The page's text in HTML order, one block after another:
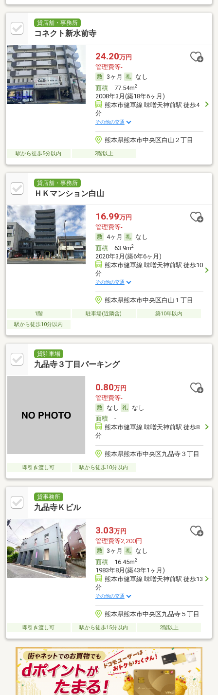
貸店舗・事務所
コネクト新水前寺
24.20万円
管理費等-
3ヶ月
なし
面積77.54m2
2008年3月(築18年6ヶ月)
熊本市健軍線 味噌天神前駅 徒歩4
分
その他の交通
熊本県熊本市中央区白山２丁目
駅から徒歩5分以内 2階以上
貸店舗・事務所
ＨＫマンション白山
16.99万円
管理費等-
4ヶ月
なし
面積63.9m2
2020年3月(築6年6ヶ月)
熊本市健軍線 味噌天神前駅 徒歩10
分
その他の交通
熊本県熊本市中央区白山１丁目
1階 駐車場(近隣含)
築10年以内
駅から徒歩10分以内
貸駐車場
九品寺３丁目パーキング
0.80万円
管理費等-
なし
なし
面積-
熊本市健軍線 味噌天神前駅 徒歩8
分
熊本県熊本市中央区九品寺３丁目
即引き渡し可 駅から徒歩10分以内
貸事務所
九品寺Ｋビル
3.03万円
管理費等2,200円
3ヶ月
なし
面積16.45m2
1983年8月(築43年1ヶ月)
熊本市健軍線 味噌天神前駅 徒歩13
分
その他の交通
熊本県熊本市中央区九品寺５丁目
即引き渡し可 駅から徒歩15分以内 2階以上